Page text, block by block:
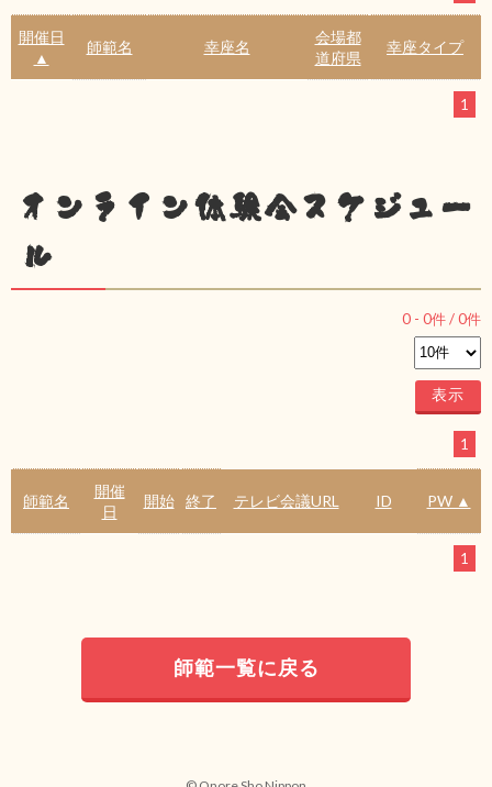
開催日
▲
師範名 幸座名
会場都
道府県
幸座タイプ
1
オンライン体験会スケジュー
ル
0 - 0件 /0件
1
師範名
開催
日
開始 終了 テレビ会議URL ID PW ▲
1
師範一覧に戻る